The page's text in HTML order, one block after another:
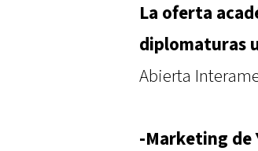
La oferta
diplomaturas
Abierta
-Marketing de